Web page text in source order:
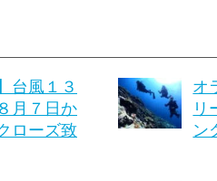
台風１３
月７日か
ローズ致
オ
リ
ン